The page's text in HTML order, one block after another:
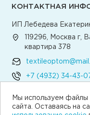
Мы используем
сайта. Оставаясь на
КОНТАКТНАЯ
ИП Лебедева
119296, Москва г,
квартира 378
+7 (4932) 34-43-